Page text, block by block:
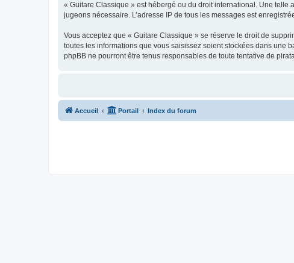
« Guitare Classique » est hébergé ou du droit international. Une telle
jugeons nécessaire. L’adresse IP de tous les messages est
Vous acceptez que « Guitare Classique » se réserve le droit de
toutes les informations que vous saisissez soient stockées dans une
phpBB ne pourront être tenus responsables de toute tentative de
Accueil Portail Index du forum